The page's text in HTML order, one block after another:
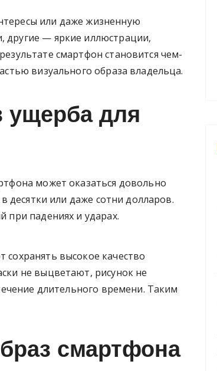
или даже жизненную
— яркие иллюстрации,
смартфон становится чем-
визуального образа владельца.
ущерба для
может оказаться довольно
десятки или даже сотни долларов.
при падениях и ударах.
высокое качество
не выцветают, рисунок не
длительного времени. Таким
смартфона